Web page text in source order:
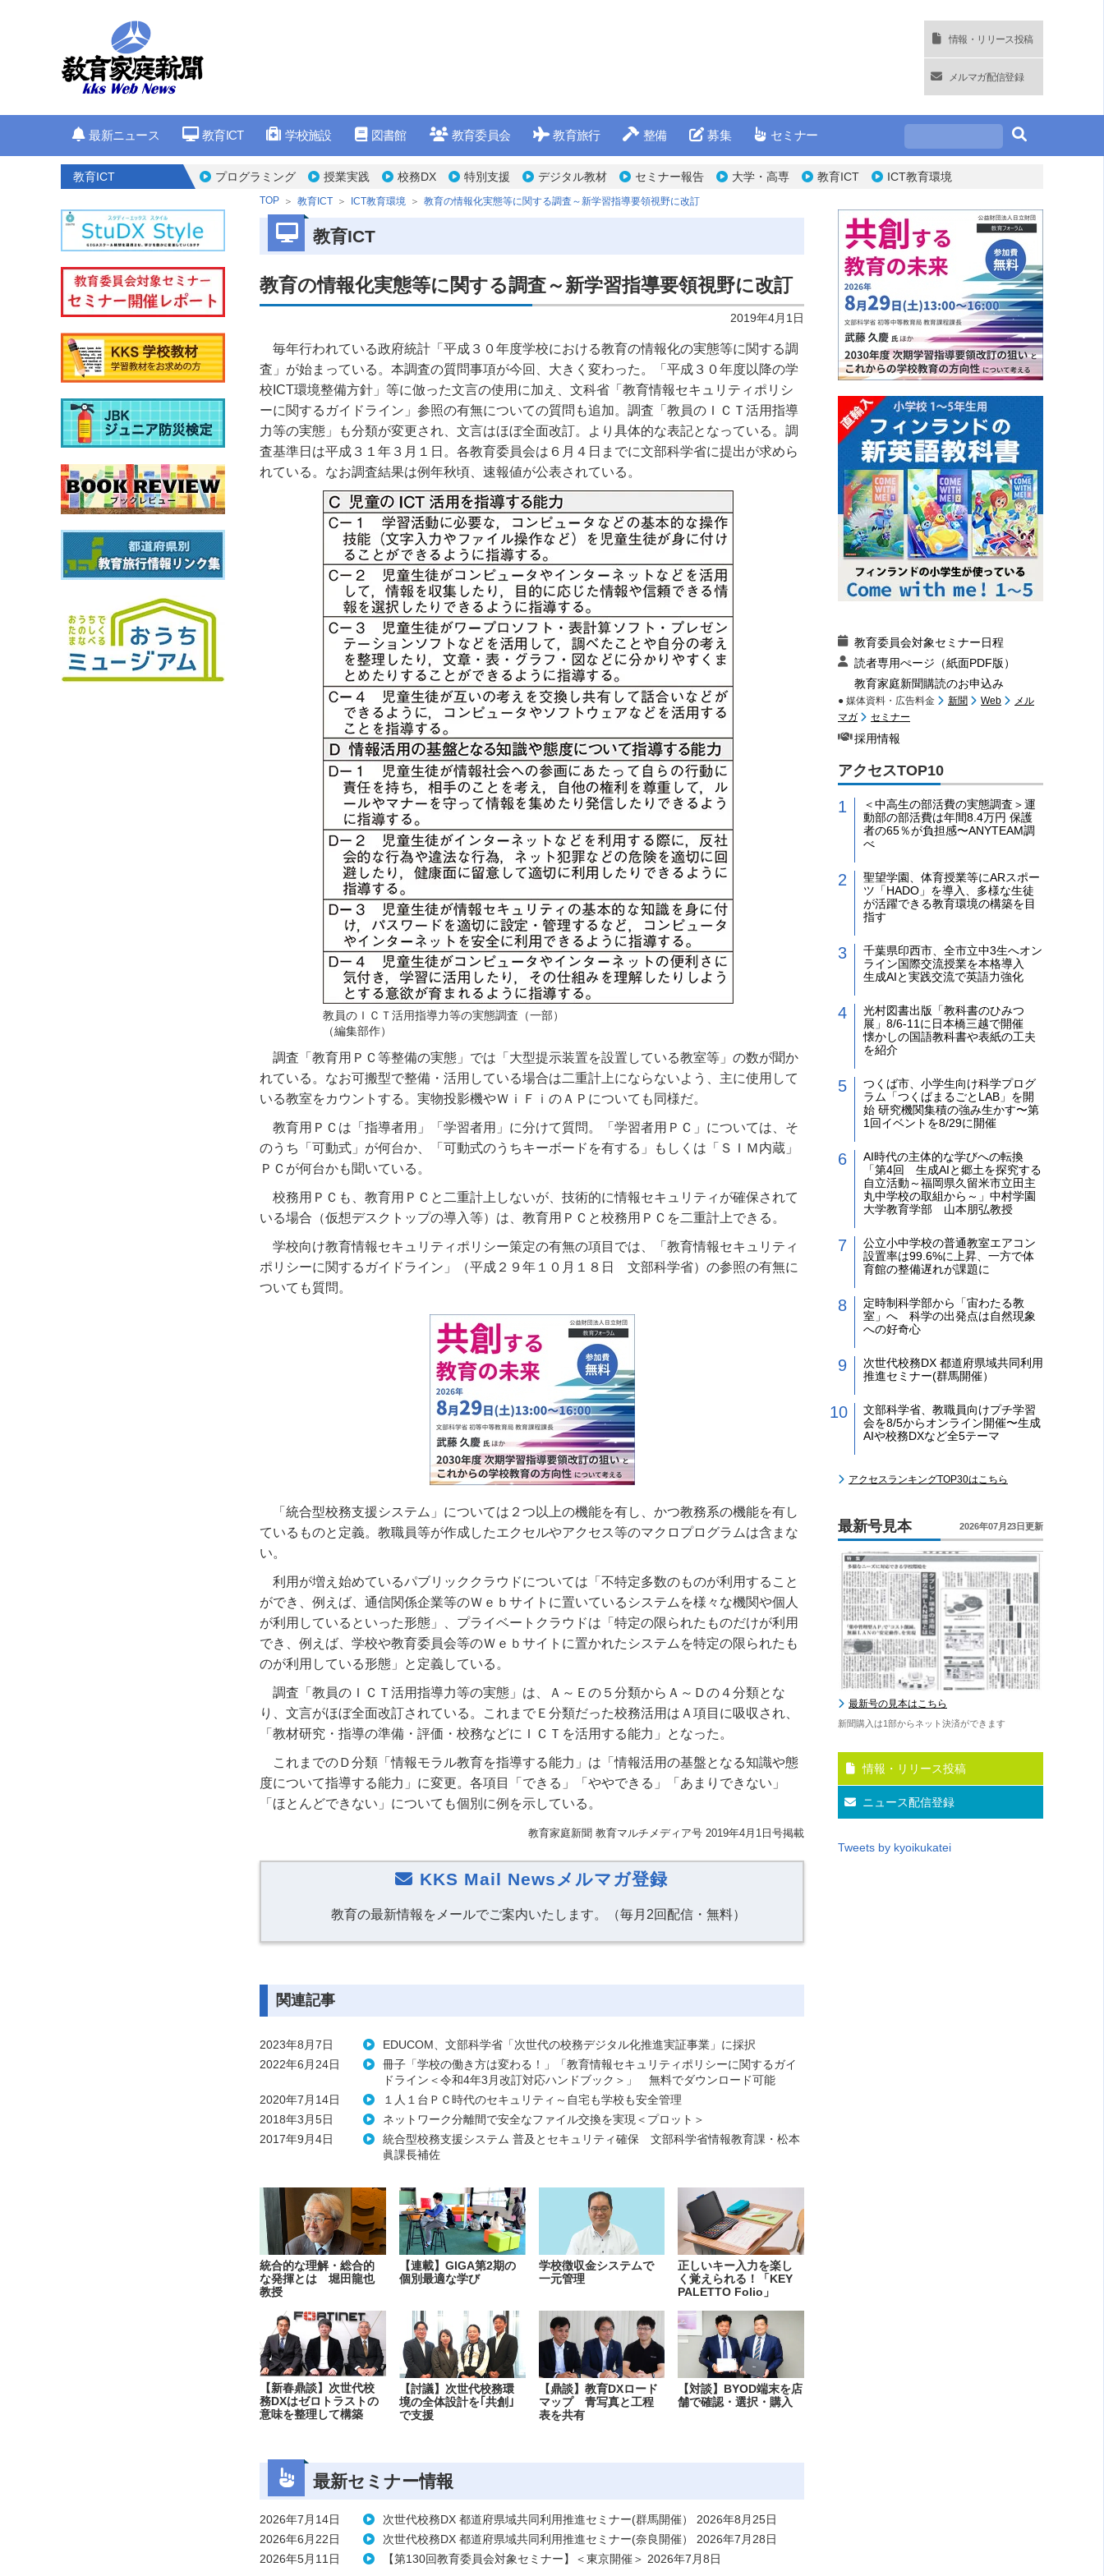
情報・リリース投稿
メルマガ配信登録
最新ニュース 教育ICT 学校施設 図書館 教育委員会 教育旅行 整備 募集 セミナー
教育ICT プログラミング 授業実践 校務DX 特別支援 デジタル教材 セミナー報告 大学・高専 教育ICT ICT教育環境
TOP 教育ICT ICT教育環境 教育の情報化実態等に関する調査～新学習指導要領視野に改訂
教育ICT
教育の情報化実態等に関する調査～新学習指導要領視野に改訂
2019年4月1日
毎年行われている政府統計「平成３０年度学校における教育の情報化の実態等に関する調
査」が始まっている。本調査の質問事項が今回、大きく変わった。「平成３０年度以降の学
校ICT環境整備方針」等に倣った文言の使用に加え、文科省「教育情報セキュリティポリシ
ーに関するガイドライン」参照の有無についての質問も追加。調査「教員のＩＣＴ活用指導
力等の実態」も分類が変更され、文言はほぼ全面改訂。より具体的な表記となっている。調
査基準日は平成３１年３月１日。各教育委員会は６月４日までに文部科学省に提出が求めら
れている。なお調査結果は例年秋頃、速報値が公表されている。
教員のＩＣＴ活用指導力等の実態調査（一部）
（編集部作）
調査「教育用ＰＣ等整備の実態」では「大型提示装置を設置している教室等」の数が聞か
れている。なお可搬型で整備・活用している場合は二重計上にならないよう、主に使用して
いる教室をカウントする。実物投影機やＷｉＦｉのＡＰについても同様だ。
教育用ＰＣは「指導者用」「学習者用」に分けて質問。「学習者用ＰＣ」については、そ
のうち「可動式」が何台か、「可動式のうちキーボードを有する」もしくは「ＳＩＭ内蔵」
ＰＣが何台かも聞いている。
校務用ＰＣも、教育用ＰＣと二重計上しないが、技術的に情報セキュリティが確保されて
いる場合（仮想デスクトップの導入等）は、教育用ＰＣと校務用ＰＣを二重計上できる。
学校向け教育情報セキュリティポリシー策定の有無の項目では、「教育情報セキュリティ
ポリシーに関するガイドライン」（平成２９年１０月１８日 文部科学省）の参照の有無に
ついても質問。
「統合型校務支援システム」については２つ以上の機能を有し、かつ教務系の機能を有し
ているものと定義。教職員等が作成したエクセルやアクセス等のマクロプログラムは含まな
い。
利用が増え始めているパブリッククラウドについては「不特定多数のものが利用すること
ができ、例えば、通信関係企業等のＷｅｂサイトに置いているシステムを様々な機関や個人
が利用しているといった形態」、プライベートクラウドは「特定の限られたものだけが利用
でき、例えば、学校や教育委員会等のＷｅｂサイトに置かれたシステムを特定の限られたも
のが利用している形態」と定義している。
調査「教員のＩＣＴ活用指導力等の実態」は、Ａ～Ｅの５分類からＡ～Ｄの４分類とな
り、文言がほぼ全面改訂されている。これまでＥ分類だった校務活用はＡ項目に吸収され、
「教材研究・指導の準備・評価・校務などにＩＣＴを活用する能力」となった。
これまでのＤ分類「情報モラル教育を指導する能力」は「情報活用の基盤となる知識や態
度について指導する能力」に変更。各項目「できる」「ややできる」「あまりできない」
「ほとんどできない」についても個別に例を示している。
教育家庭新聞 教育マルチメディア号 2019年4月1日号掲載
KKS Mail Newsメルマガ登録
教育の最新情報をメールでご案内いたします。（毎月2回配信・無料）
関連記事
2023年8月7日
EDUCOM、文部科学省「次世代の校務デジタル化推進実証事業」に採択
2022年6月24日
冊子「学校の働き方は変わる！」「教育情報セキュリティポリシーに関するガイ
ドライン＜令和4年3月改訂対応ハンドブック＞」 無料でダウンロード可能
2020年7月14日
１人１台ＰＣ時代のセキュリティ～自宅も学校も安全管理
2018年3月5日
ネットワーク分離間で安全なファイル交換を実現＜プロット＞
2017年9月4日
統合型校務支援システム 普及とセキュリティ確保 文部科学省情報教育課・松本
眞課長補佐
統合的な理解・総合的
な発揮とは 堀田龍也
教授
【連載】GIGA第2期の
個別最適な学び
学校徴収金システムで
一元管理
正しいキー入力を楽し
く覚えられる！「KEY
PALETTO Folio」
【新春鼎談】次世代校
務DXはゼロトラストの
意味を整理して構築
【討議】次世代校務環
境の全体設計を｢共創｣
で支援
【鼎談】教育DXロード
マップ 青写真と工程
表を共有
【対談】BYOD端末を店
舗で確認・選択・購入
最新セミナー情報
2026年7月14日
次世代校務DX 都道府県域共同利用推進セミナー(群馬開催） 2026年8月25日
2026年6月22日
次世代校務DX 都道府県域共同利用推進セミナー(奈良開催） 2026年7月28日
2026年5月11日
【第130回教育委員会対象セミナー】＜東京開催＞ 2026年7月8日
教育委員会対象セミナー日程
読者専用ぺージ（紙面PDF版）
教育家庭新聞購読のお申込み
● 媒体資料・広告料金 新聞 Web
メル
マガ
セミナー
採用情報
アクセスTOP10
＜中高生の部活費の実態調査＞運
動部の部活費は年間8.4万円 保護
者の65％が負担感〜ANYTEAM調
べ
聖望学園、体育授業等にARスポー
ツ「HADO」を導入、多様な生徒
が活躍できる教育環境の構築を目
指す
千葉県印西市、全市立中3生へオン
ライン国際交流授業を本格導入
生成AIと実践交流で英語力強化
光村図書出版「教科書のひみつ
展」8/6-11に日本橋三越で開催
懐かしの国語教科書や表紙の工夫
を紹介
つくば市、小学生向け科学プログ
ラム「つくばまるごとLAB」を開
始 研究機関集積の強み生かす〜第
1回イベントを8/29に開催
AI時代の主体的な学びへの転換
「第4回 生成AIと郷土を探究する
自立活動～福岡県久留米市立田主
丸中学校の取組から～」中村学園
大学教育学部 山本朋弘教授
公立小中学校の普通教室エアコン
設置率は99.6%に上昇、一方で体
育館の整備遅れが課題に
定時制科学部から「宙わたる教
室」へ 科学の出発点は自然現象
への好奇心
次世代校務DX 都道府県域共同利用
推進セミナー(群馬開催）
文部科学省、教職員向けプチ学習
会を8/5からオンライン開催〜生成
AIや校務DXなど全5テーマ
アクセスランキングTOP30はこちら
最新号見本 2026年07月23日更新
最新号の見本はこちら
新聞購入は1部からネット決済ができます
情報・リリース投稿
ニュース配信登録
Tweets by kyoikukatei